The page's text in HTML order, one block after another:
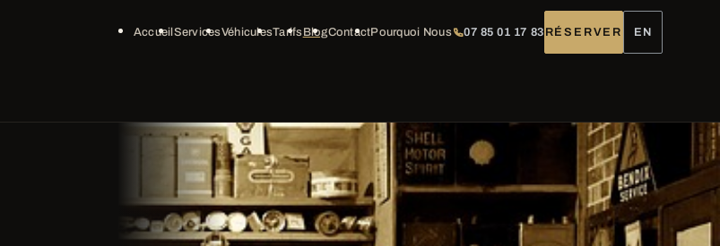
AccueilServicesVéhiculesTarifsBlogContactPourquoi Nous 07 85 01 17 83 RÉSERVER EN